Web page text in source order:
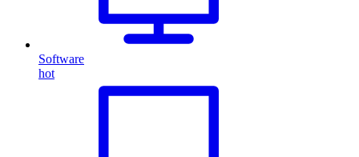
Software
hot